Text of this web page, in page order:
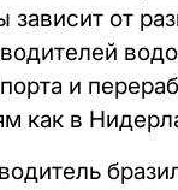
зависит от
и
как в